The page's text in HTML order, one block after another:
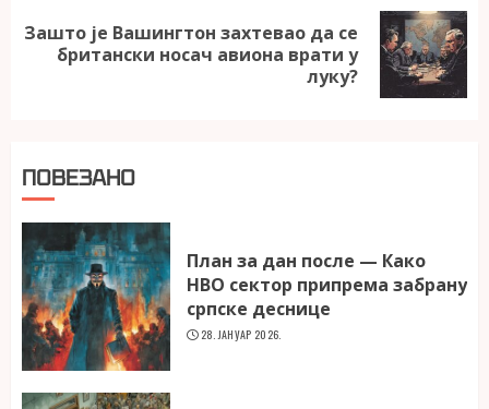
Next
Зашто је Вашингтон захтевао да се
британски носач авиона врати у
луку?
ПОВЕЗАНО
План за дан после — Како
НВО сектор припрема забрану
српске деснице
28. ЈАНУАР 2026.